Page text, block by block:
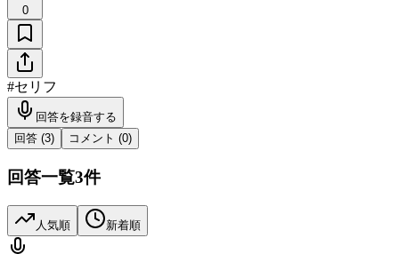
0
#セリフ
回答を録音する
回答 (3) コメント (0)
回答一覧3件
人気順 新着順